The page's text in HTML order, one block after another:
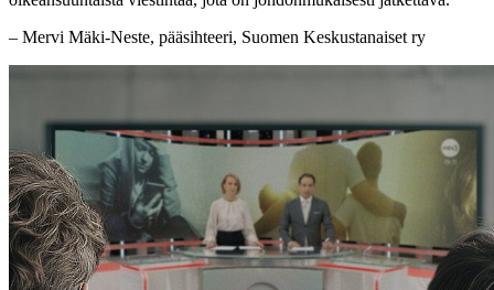
– Mervi Mäki-Neste, pääsihteeri, Suomen Keskustanaiset ry